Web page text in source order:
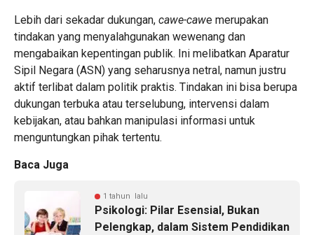
Lebih dari sekadar dukungan, cawe-cawe merupakan
tindakan yang menyalahgunakan wewenang dan
mengabaikan kepentingan publik. Ini melibatkan Aparatur
Sipil Negara (ASN) yang seharusnya netral, namun justru
aktif terlibat dalam politik praktis. Tindakan ini bisa berupa
dukungan terbuka atau terselubung, intervensi dalam
kebijakan, atau bahkan manipulasi informasi untuk
menguntungkan pihak tertentu.
Baca Juga
1 tahun lalu
Psikologi: Pilar Esensial, Bukan
Pelengkap, dalam Sistem Pendidikan